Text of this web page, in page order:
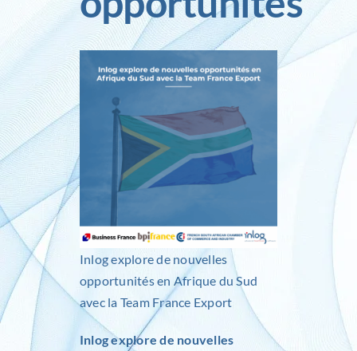
Inlog recrute
Contact
Inlog explore de nouvelles
opportunités en Afrique du Sud
avec la Team France Export
Inlog explore de nouvelles